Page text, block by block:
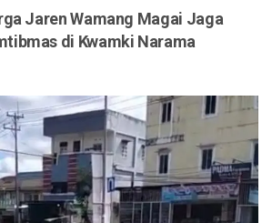
Jaren Wamang Magai Jaga
di Kwamki Narama